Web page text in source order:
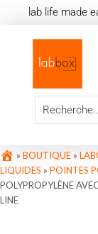
lab life made
» BOUTIQUE »
LIQUIDES » POINTES
POLYPROPYLÈNE
LINE